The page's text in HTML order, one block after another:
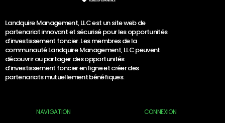
Landquire Management, LLC est un site web de
partenariat innovant et sécurisé pour les opportunités
d’investissement foncier. Les membres de la
communauté Landquire Management, LLC peuvent
découvrir ou partager des opportunités
d’investissement foncier en ligne et créer des
partenariats mutuellement bénéfiques.
NAVIGATION CONNEXION